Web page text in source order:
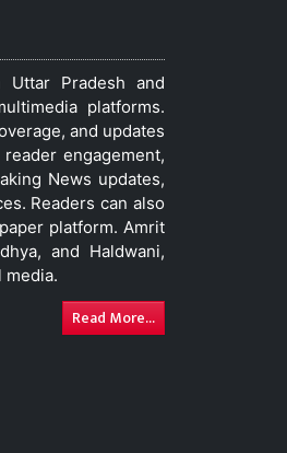
Pradesh and
platforms.
and updates
engagement,
News updates,
Readers can also
platform. Amrit
and Haldwani,
media.
Read More...